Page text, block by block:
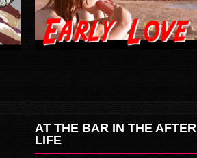
AT THE BAR IN THE AFTER
LIFE